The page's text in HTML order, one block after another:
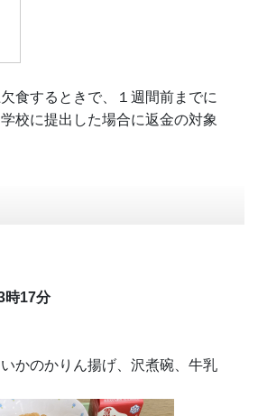
食するときで、１週間前までに
学校に提出した場合に返金の対象
時17分
かのかりん揚げ、沢煮碗、牛乳